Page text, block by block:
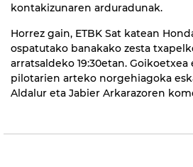
kontakizunaren arduradunak.
Horrez gain, ETBK Sat katean
ospatutako banakako zesta
arratsaldeko 19:30etan. Goikoetxea
pilotarien arteko norgehiagoka
Aldalur eta Jabier Arkarazoren